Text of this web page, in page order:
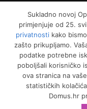
MOJ RAČUN:
Moje narudžbe
Kako naručiti
Način plaćanja
Garancija kvalitete
Sukladno novoj
primjenjuje od 25.
privatnostikako
zašto prikupljamo.
podatke potrebne
poboljšali korisničko
ova stranica na
statističkih
Domus.hr